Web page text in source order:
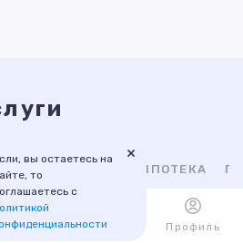
ИПОТЕКА
НОВОСТРОЙКИ
вы остаетесь на
то
с
×
Избранное Профиль